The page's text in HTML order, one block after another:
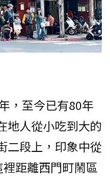
，至今已有80年
地人從小吃到大的
二段上，印象中從
距離西門町鬧區